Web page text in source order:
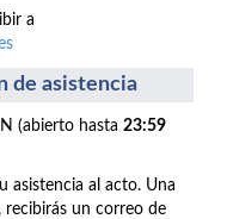
a
de asistencia
(abierto hasta 23:59
asistencia al acto. Una
un correo de